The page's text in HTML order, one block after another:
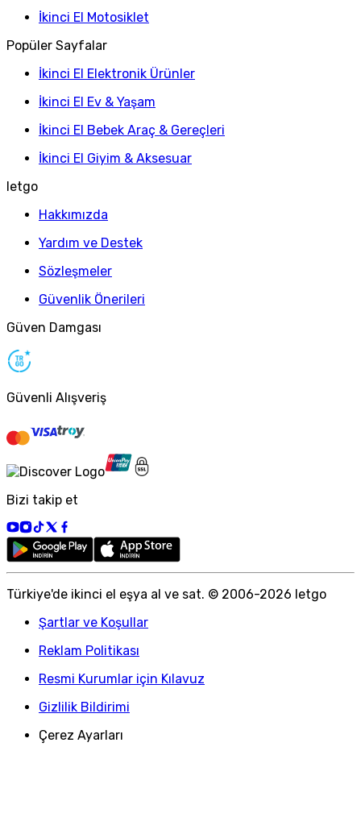
İkinci El Motosiklet
Popüler Sayfalar
İkinci El Elektronik Ürünler
İkinci El Ev & Yaşam
İkinci El Bebek Araç & Gereçleri
İkinci El Giyim & Aksesuar
letgo
Hakkımızda
Yardım ve Destek
Sözleşmeler
Güvenlik Önerileri
Güven Damgası
Güvenli Alışveriş
Bizi takip et
Türkiye'de ikinci el eşya al ve sat. © 2006-2026 letgo
Şartlar ve Koşullar
Reklam Politikası
Resmi Kurumlar için Kılavuz
Gizlilik Bildirimi
Çerez Ayarları